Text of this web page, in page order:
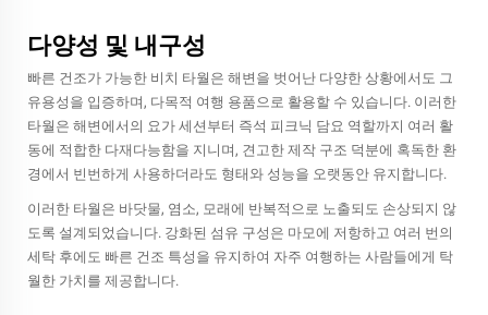
다양성 및 내구성
빠른 건조가 가능한 비치 타월은 해변을 벗어난 다양한 상황에서도 그
유용성을 입증하며, 다목적 여행 용품으로 활용할 수 있습니다. 이러한
타월은 해변에서의 요가 세션부터 즉석 피크닉 담요 역할까지 여러 활
동에 적합한 다재다능함을 지니며, 견고한 제작 구조 덕분에 혹독한 환
경에서 빈번하게 사용하더라도 형태와 성능을 오랫동안 유지합니다.
이러한 타월은 바닷물, 염소, 모래에 반복적으로 노출되도 손상되지 않
도록 설계되었습니다. 강화된 섬유 구성은 마모에 저항하고 여러 번의
세탁 후에도 빠른 건조 특성을 유지하여 자주 여행하는 사람들에게 탁
월한 가치를 제공합니다.